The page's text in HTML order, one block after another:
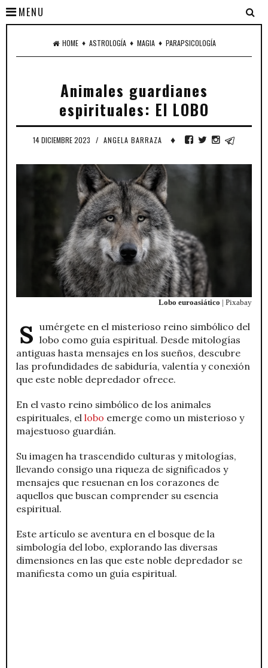
MENU
HOME ♦ ASTROLOGÍA ♦ MAGIA ♦ PARAPSICOLOGÍA
Animales guardianes
espirituales: El LOBO
14 DICIEMBRE 2023 / ANGELA BARRAZA ♦
Lobo euroasiático | Pixabay
Sumérgete en el misterioso reino simbólico del lobo como guía espiritual. Desde mitologías
antiguas hasta mensajes en los sueños, descubre
las profundidades de sabiduría, valentía y conexión
que este noble depredador ofrece.
En el vasto reino simbólico de los animales
espirituales, el lobo emerge como un misterioso y
majestuoso guardián.
Su imagen ha trascendido culturas y mitologías,
llevando consigo una riqueza de significados y
mensajes que resuenan en los corazones de
aquellos que buscan comprender su esencia
espiritual.
Este artículo se aventura en el bosque de la
simbología del lobo, explorando las diversas
dimensiones en las que este noble depredador se
manifiesta como un guía espiritual.